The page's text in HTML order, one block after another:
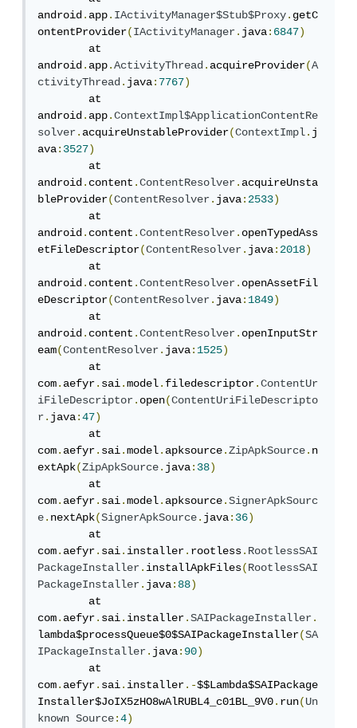
android.app.IActivityManager$Stub$Proxy.getC
ontentProvider(IActivityManager.java:6847)
	at
android.app.ActivityThread.acquireProvider(A
ctivityThread.java:7767)
	at
android.app.ContextImpl$ApplicationContentRe
solver.acquireUnstableProvider(ContextImpl.j
ava:3527)
	at
android.content.ContentResolver.acquireUnsta
bleProvider(ContentResolver.java:2533)
	at
android.content.ContentResolver.openTypedAss
etFileDescriptor(ContentResolver.java:2018)
	at
android.content.ContentResolver.openAssetFil
eDescriptor(ContentResolver.java:1849)
	at
android.content.ContentResolver.openInputStr
eam(ContentResolver.java:1525)
	at
com.aefyr.sai.model.filedescriptor.ContentUr
iFileDescriptor.open(ContentUriFileDescripto
r.java:47)
	at
com.aefyr.sai.model.apksource.ZipApkSource.n
extApk(ZipApkSource.java:38)
	at
com.aefyr.sai.model.apksource.SignerApkSourc
e.nextApk(SignerApkSource.java:36)
	at
com.aefyr.sai.installer.rootless.RootlessSAI
PackageInstaller.installApkFiles(RootlessSAI
PackageInstaller.java:88)
	at
com.aefyr.sai.installer.SAIPackageInstaller.
lambda$processQueue$0$SAIPackageInstaller(SA
IPackageInstaller.java:90)
	at
com.aefyr.sai.installer.-$$Lambda$SAIPackage
Installer$JoIX5zHO8wAlRUBL4_c01BL_9V0.run(Un
known
Source:4)